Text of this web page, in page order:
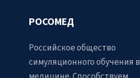
РОСОМЕД
Российское общество
симуляционного обучения в